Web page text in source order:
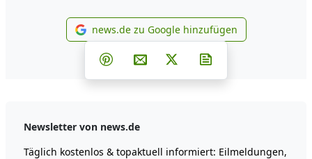
news.de zu Google
news.de zu Google hinzufügen
Teilen auf Facebook
Teilen auf Whatsapp
Teilen auf Telegram
Teilen auf Pinterest
Per E-Mail teilen
Post auf X
Newsletter von news.de
Täglich kostenlos & topaktuell informiert: Eilmeldungen,